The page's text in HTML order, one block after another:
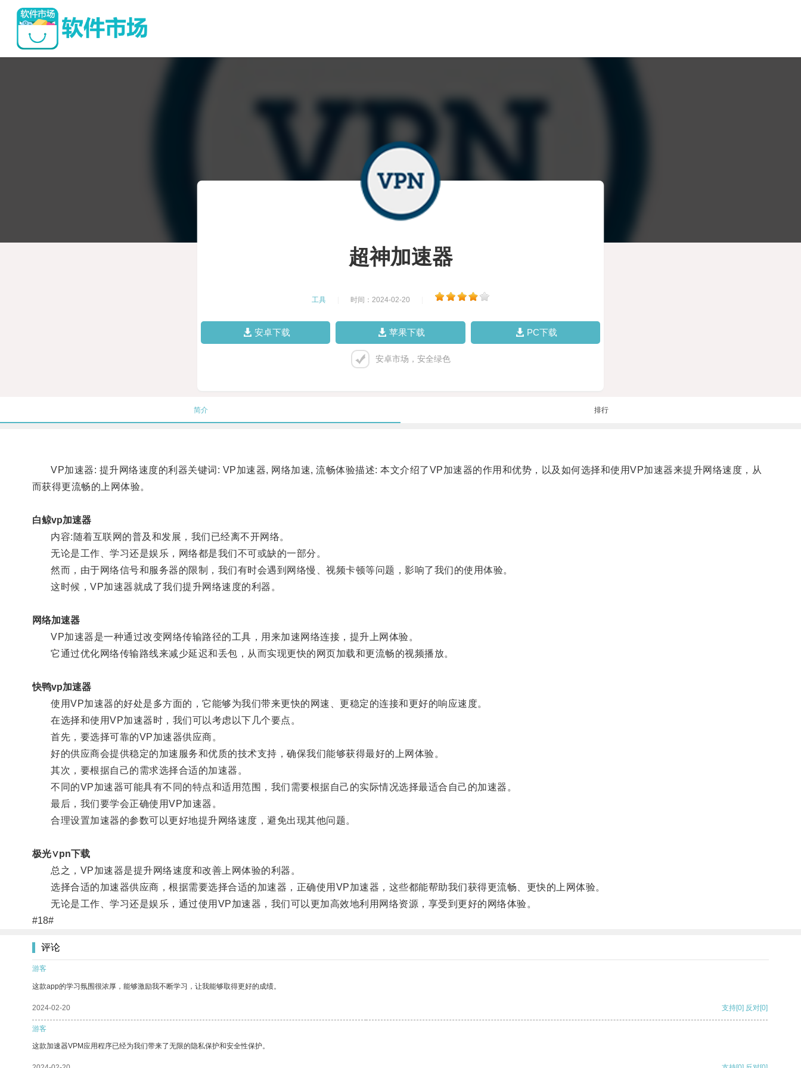
超神加速器
工具 时间：2024-02-20
安卓下载 苹果下载 PC下载
安卓市场，安全绿色
简介 排行
VP加速器: 提升网络速度的利器关键词: VP加速器, 网络加速, 流畅体验描述: 本文介绍了VP加速器的作用和优势，以及如何选择和使用VP加速器来提升网络速度，从
而获得更流畅的上网体验。
白鲸vp加速器
内容:随着互联网的普及和发展，我们已经离不开网络。
无论是工作、学习还是娱乐，网络都是我们不可或缺的一部分。
然而，由于网络信号和服务器的限制，我们有时会遇到网络慢、视频卡顿等问题，影响了我们的使用体验。
这时候，VP加速器就成了我们提升网络速度的利器。
网络加速器
VP加速器是一种通过改变网络传输路径的工具，用来加速网络连接，提升上网体验。
它通过优化网络传输路线来减少延迟和丢包，从而实现更快的网页加载和更流畅的视频播放。
快鸭vp加速器
使用VP加速器的好处是多方面的，它能够为我们带来更快的网速、更稳定的连接和更好的响应速度。
在选择和使用VP加速器时，我们可以考虑以下几个要点。
首先，要选择可靠的VP加速器供应商。
好的供应商会提供稳定的加速服务和优质的技术支持，确保我们能够获得最好的上网体验。
其次，要根据自己的需求选择合适的加速器。
不同的VP加速器可能具有不同的特点和适用范围，我们需要根据自己的实际情况选择最适合自己的加速器。
最后，我们要学会正确使用VP加速器。
合理设置加速器的参数可以更好地提升网络速度，避免出现其他问题。
极光∨pn下载
总之，VP加速器是提升网络速度和改善上网体验的利器。
选择合适的加速器供应商，根据需要选择合适的加速器，正确使用VP加速器，这些都能帮助我们获得更流畅、更快的上网体验。
无论是工作、学习还是娱乐，通过使用VP加速器，我们可以更加高效地利用网络资源，享受到更好的网络体验。
#18#
评论
游客
这款app的学习氛围很浓厚，能够激励我不断学习，让我能够取得更好的成绩。
2024-02-20 支持[0] 反对[0]
游客
这款加速器VPM应用程序已经为我们带来了无限的隐私保护和安全性保护。